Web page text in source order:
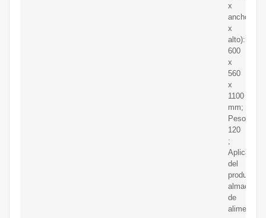
x
ancho
x
alto):
600
x
560
x
1100
mm;
Peso:
120
;
Aplicación
del
producto:
de
alimentos